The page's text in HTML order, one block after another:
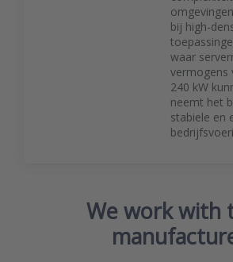
bij high-
waar
vermogens
240 kW
neemt het
stabiele en
We work with